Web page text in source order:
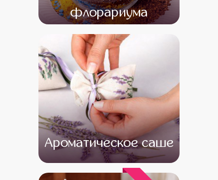
флорариума
от 16 000 от 14 000
Ароматическое саше
от 13 000 от 11 000